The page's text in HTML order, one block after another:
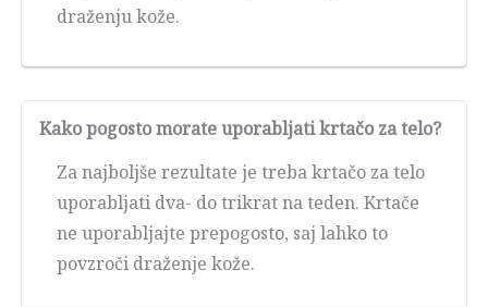
draženju kože.
Kako pogosto morate uporabljati krtačo za telo?
Za najboljše rezultate je treba krtačo za telo
uporabljati dva- do trikrat na teden. Krtače
ne uporabljajte prepogosto, saj lahko to
povzroči draženje kože.